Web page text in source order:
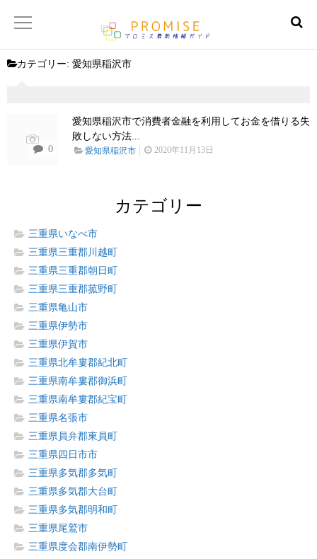
【サイトマップ】
カテゴリー: 愛知県稲沢市
0
愛知県稲沢市で消費者金融を利用してお金を借りる失
敗しない方法...
愛知県稲沢市 2020年11月13日
カテゴリー
三重県いなべ市
三重県三重郡川越町
三重県三重郡朝日町
三重県三重郡菰野町
三重県亀山市
三重県伊勢市
三重県伊賀市
三重県北牟婁郡紀北町
三重県南牟婁郡御浜町
三重県南牟婁郡紀宝町
三重県名張市
三重県員弁郡東員町
三重県四日市市
三重県多気郡多気町
三重県多気郡大台町
三重県多気郡明和町
三重県尾鷲市
三重県度会郡南伊勢町